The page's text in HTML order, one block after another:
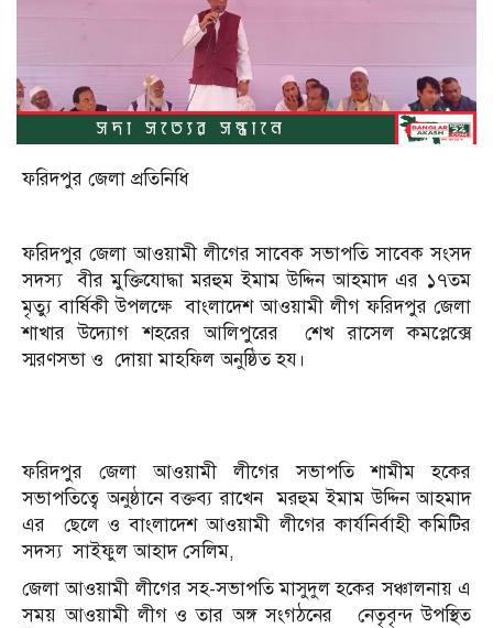
ফরিদপুর জেলা প্রতিনিধি
ফরিদপুর জেলা আওয়ামী লীগের সাবেক সভাপতি সাবেক সংসদ
সদস্য বীর মুক্তিযোদ্ধা মরহুম ইমাম উদ্দিন আহমাদ এর ১৭তম
মৃত্যু বার্ষিকী উপলক্ষে বাংলাদেশ আওয়ামী লীগ ফরিদপুর জেলা
শাখার উদ্যোগ শহরের আলিপুরের ‌ শেখ রাসেল কমপ্লেক্সে
স্মরণসভা ও দোয়া মাহফিল অনুষ্ঠিত হয।
ফরিদপুর জেলা আওয়ামী লীগের সভাপতি শামীম হকের
সভাপতিত্বে অনুষ্ঠানে বক্তব্য রাখেন মরহুম ইমাম উদ্দিন আহমাদ
এর ছেলে ও বাংলাদেশ আওয়ামী লীগের কার্যনির্বাহী কমিটির
সদস্য সাইফুল আহাদ সেলিম,
জেলা আওয়ামী লীগের সহ-সভাপতি মাসুদুল হকের সঞ্চালনায় এ
সময় আওয়ামী লীগ ও তার অঙ্গ সংগঠনের নেতৃবৃন্দ উপস্থিত